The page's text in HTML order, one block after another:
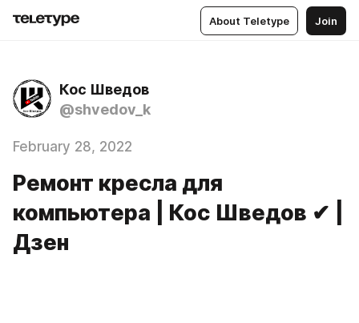
About Teletype Join
Кос Шведов
@shvedov_k
February 28, 2022
Ремонт кресла для
компьютера | Кос Шведов ✔ |
Дзен